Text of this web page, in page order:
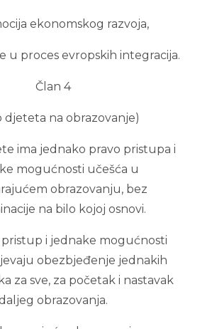
ekonomskog razvoja,
u proces evropskih integracija.
Član 4
djeteta na obrazovanje)
ima jednako pravo pristupa i
mogućnosti učešća u
obrazovanju, bez
na bilo kojoj osnovi.
pristup i jednake mogućnosti
obezbjeđenje jednakih
za sve, za početak i nastavak
obrazovanja.